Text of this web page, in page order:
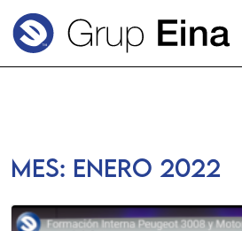
Mes: enero 2022